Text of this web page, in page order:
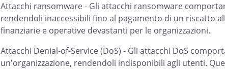
Attacchi ransomware - Gli attacchi ransomware
rendendoli inaccessibili fino al pagamento di un riscatto
finanziarie e operative devastanti per le organizzazioni.
Attacchi Denial-of-Service (DoS) - Gli attacchi DoS
un'organizzazione, rendendoli indisponibili agli utenti.